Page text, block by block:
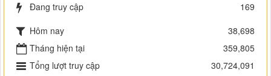
Đang truy cập
169
Hôm nay
38,698
Tháng hiện tại
359,805
Tổng lượt truy cập
30,724,091